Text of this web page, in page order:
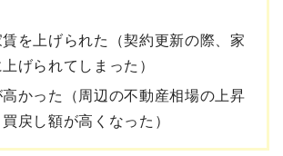
を上げられた（契約更新の際、家
げられてしまった）
かった（周辺の不動産相場の上昇
戻し額が高くなった）